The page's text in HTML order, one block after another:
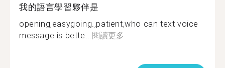
我的語言學習夥伴是
opening,easygoing.,patient,who can text voice
message is bette...閱讀更多